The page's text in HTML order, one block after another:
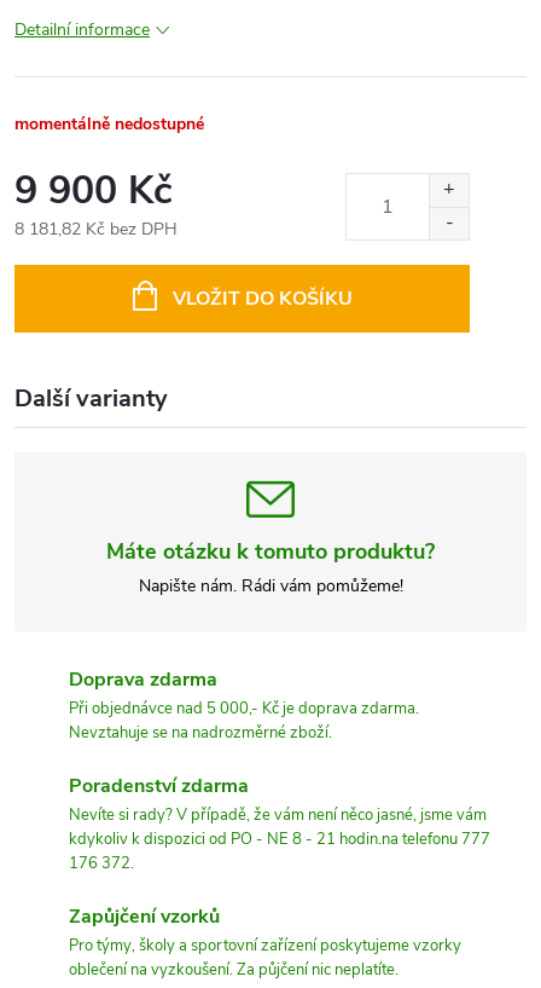
Detailní informace
momentálně nedostupné
9 900 Kč
8 181,82 Kč bez DPH
VLOŽIT DO KOŠÍKU
Další varianty
Máte otázku k tomuto produktu?
Napište nám. Rádi vám pomůžeme!
Doprava zdarma
Při objednávce nad 5 000,- Kč je doprava zdarma.
Nevztahuje se na nadrozměrné zboží.
Poradenství zdarma
Nevíte si rady? V případě, že vám není něco jasné, jsme vám
kdykoliv k dispozici od PO - NE 8 - 21 hodin.na telefonu 777
176 372.
Zapůjčení vzorků
Pro týmy, školy a sportovní zařízení poskytujeme vzorky
oblečení na vyzkoušení. Za půjčení nic neplatíte.